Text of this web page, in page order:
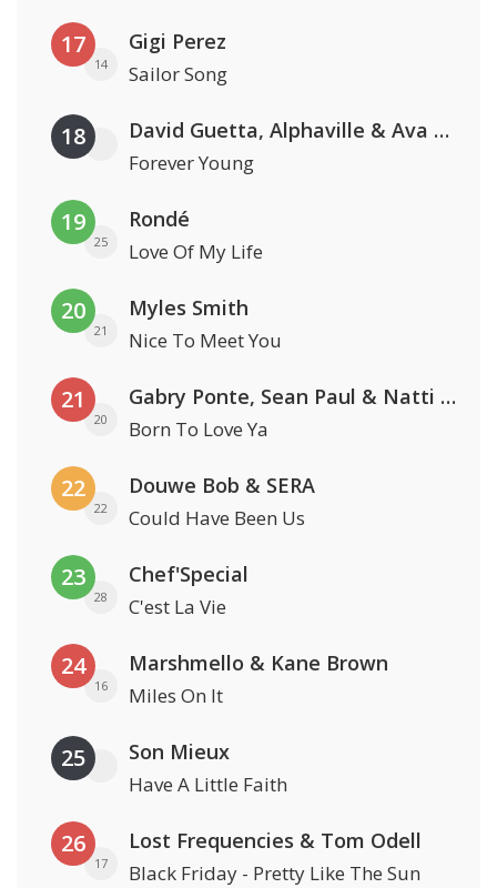
17
14
Gigi Perez
Sailor Song
18 David Guetta, Alphaville & Ava Max
Forever Young
19
25
Rondé
Love Of My Life
20
21
Myles Smith
Nice To Meet You
21
20
Gabry Ponte, Sean Paul & Natti Natasha
Born To Love Ya
22
22
Douwe Bob & SERA
Could Have Been Us
23
28
Chef'Special
C'est La Vie
24
16
Marshmello & Kane Brown
Miles On It
25 Son Mieux
Have A Little Faith
26
17
Lost Frequencies & Tom Odell
Black Friday - Pretty Like The Sun